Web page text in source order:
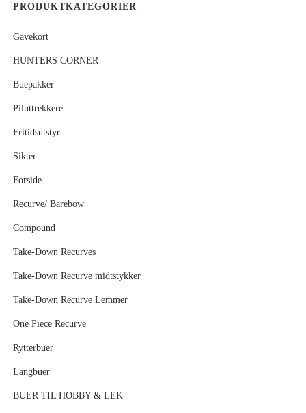
PRODUKTKATEGORIER
Gavekort
HUNTERS CORNER
Buepakker
Piluttrekkere
Fritidsutstyr
Sikter
Forside
Recurve/ Barebow
Compound
Take-Down Recurves
Take-Down Recurve midtstykker
Take-Down Recurve Lemmer
One Piece Recurve
Rytterbuer
Langbuer
BUER TIL HOBBY & LEK